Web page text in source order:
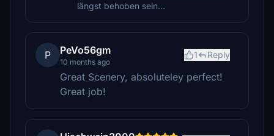
längst behoben sein...
P PeVo56gm
10 months ago
1 Reply
Great Scenery, absoluteley perfect!
Great job!